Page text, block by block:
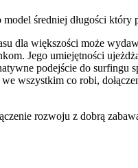
średniej długości
dla większości może
Jego umiejętności
podejście do surfingu
wszystkim co robi,
rozwoju z dobrą